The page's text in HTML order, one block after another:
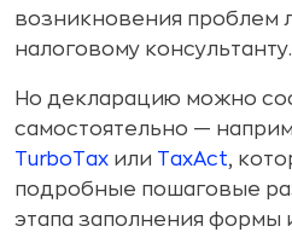
возникновения проблем
налоговому консультанту.
Но декларацию можно
самостоятельно —
TurboTax или TaxAct,
подробные пошаговые
этапа заполнения формы